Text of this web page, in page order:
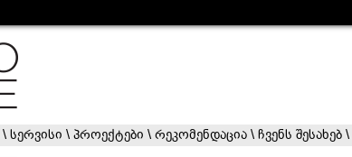
\ სერვისი \ პროექტები \ რეკომენდაცია \ ჩვენს შესახებ \